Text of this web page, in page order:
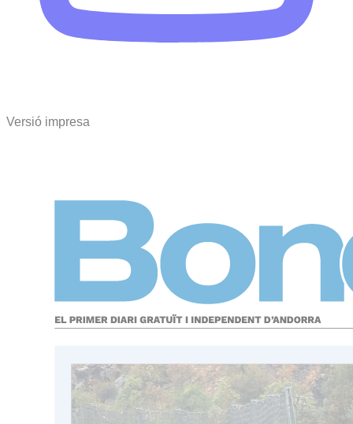
Versió impresa